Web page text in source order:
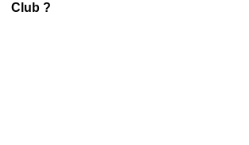
Club ?